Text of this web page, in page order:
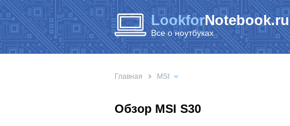
LookforNotebook.ru
Все о ноутбуках
Главная MSI
Обзор MSI S30